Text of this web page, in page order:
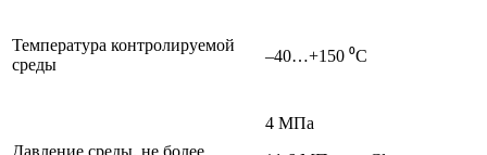
Температура контролируемой
среды
–40…+150 ⁰С
Давление среды, не более
4 МПа